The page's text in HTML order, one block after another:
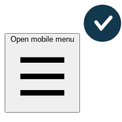
Open mobile menu